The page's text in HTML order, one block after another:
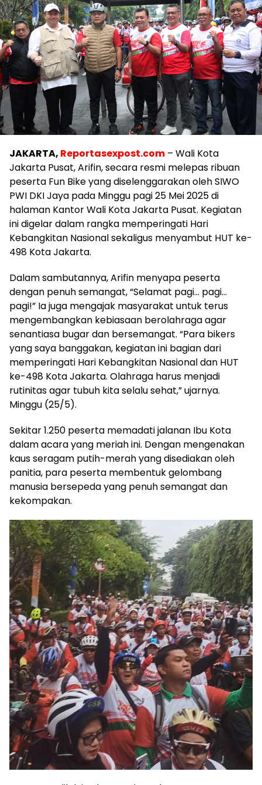
JAKARTA, Reportasexpost.com – Wali Kota
Jakarta Pusat, Arifin, secara resmi melepas ribuan
peserta Fun Bike yang diselenggarakan oleh SIWO
PWI DKI Jaya pada Minggu pagi 25 Mei 2025 di
halaman Kantor Wali Kota Jakarta Pusat. Kegiatan
ini digelar dalam rangka memperingati Hari
Kebangkitan Nasional sekaligus menyambut HUT ke-
498 Kota Jakarta.
Dalam sambutannya, Arifin menyapa peserta
dengan penuh semangat, “Selamat pagi… pagi…
pagi!” Ia juga mengajak masyarakat untuk terus
mengembangkan kebiasaan berolahraga agar
senantiasa bugar dan bersemangat. “Para bikers
yang saya banggakan, kegiatan ini bagian dari
memperingati Hari Kebangkitan Nasional dan HUT
ke-498 Kota Jakarta. Olahraga harus menjadi
rutinitas agar tubuh kita selalu sehat,” ujarnya.
Minggu (25/5).
Sekitar 1.250 peserta memadati jalanan Ibu Kota
dalam acara yang meriah ini. Dengan mengenakan
kaus seragam putih-merah yang disediakan oleh
panitia, para peserta membentuk gelombang
manusia bersepeda yang penuh semangat dan
kekompakan.